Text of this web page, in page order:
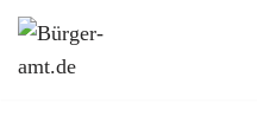
Zum